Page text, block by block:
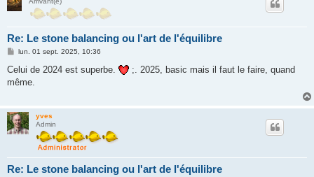
Re: Le stone balancing ou l'art de l'équilibre
M
s
a
lun. 01 sept. 2025, 10:36
Celui de 2024 est superbe.
;. 2025, basic mais il faut le faire, quand
même.
yves
Admin
Re: Le stone balancing ou l'art de l'équilibre